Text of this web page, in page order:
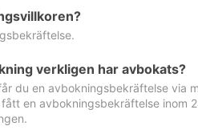
verkligen har avbokats?
du en avbokningsbekräftelse via
en avbokningsbekräftelse